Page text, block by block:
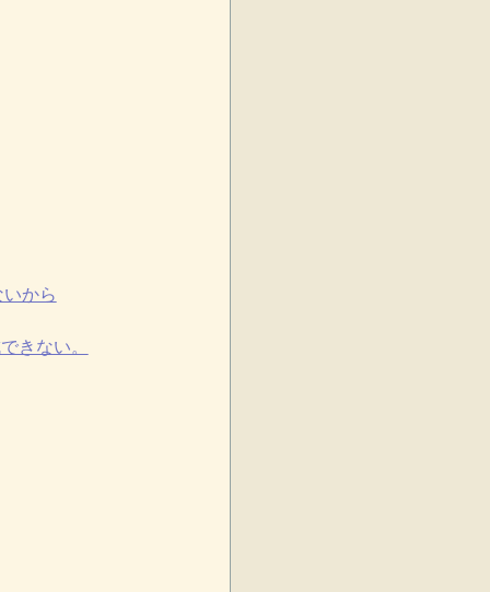
から
きない。